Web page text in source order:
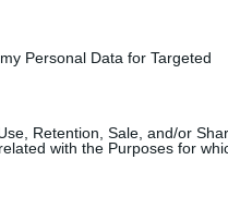
Personal Data for Targeted
Retention, Sale, and/or
with the Purposes for
συνεχίζεται…